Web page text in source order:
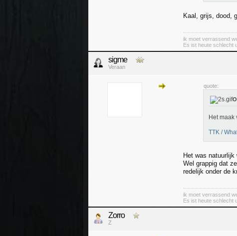
Kaal, grijs, dood,
ik moet verrassend
Es ist heute schlecht
sigme
Veraan
quote:
Het maak
TTK /
Het was
Wel grappig dat
redelijk onder de
ik moet verrassend
Es ist heute schlecht
Zorro
Z